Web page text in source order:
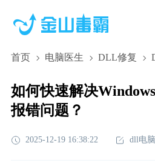
首页 电脑医生 DLL修复
如何快速解决
报错问题？
2025-12-19 16:38:22 dll电